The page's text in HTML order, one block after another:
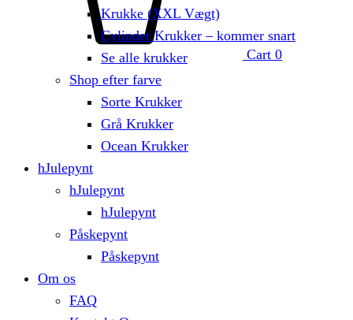
Cart 0
Krukke (XXL Vægt)
Cylinder Krukker – kommer snart
Se alle krukker
Shop efter farve
Sorte Krukker
Grå Krukker
Ocean Krukker
hJulepynt
hJulepynt
hJulepynt
Påskepynt
Påskepynt
Om os
FAQ